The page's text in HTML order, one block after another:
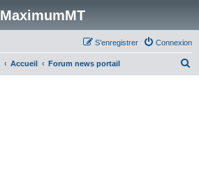
MaximumMT
Connexion
S’enregistrer
Accueil Forum news portail